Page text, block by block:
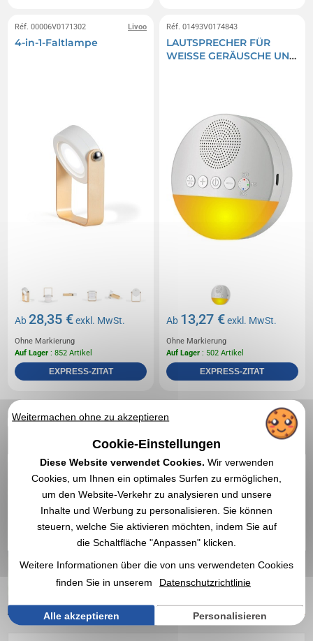
Livoo
Réf. 00006V0171302
4-in-1-Faltlampe
Ab28,35 €exkl. MwSt.
Ohne Markierung
Auf Lager : 852 Artikel
EXPRESS-ZITAT
Réf. 01493V0174843
LAUTSPRECHER FÜR
WEISSE GERÄUSCHE UND
Ab 13,27 €exkl. MwSt.
Ohne Markierung
Auf Lager : 502 Artikel
EXPRESS-ZITAT
1
Weitermachen ohne zu akzeptieren
Cookie-Einstellungen
Diese Website verwendet Cookies. Wir verwenden
Cookies, um Ihnen ein optimales Surfen zu ermöglichen,
um den Website-Verkehr zu analysieren und unsere
Inhalte und Werbung zu personalisieren. Sie können
steuern, welche Sie aktivieren möchten, indem Sie auf
die Schaltfläche "Anpassen" klicken.
Weitere Informationen über die von uns verwendeten Cookies
finden Sie in unserem
Datenschutzrichtlinie
Alle akzeptieren Personalisieren